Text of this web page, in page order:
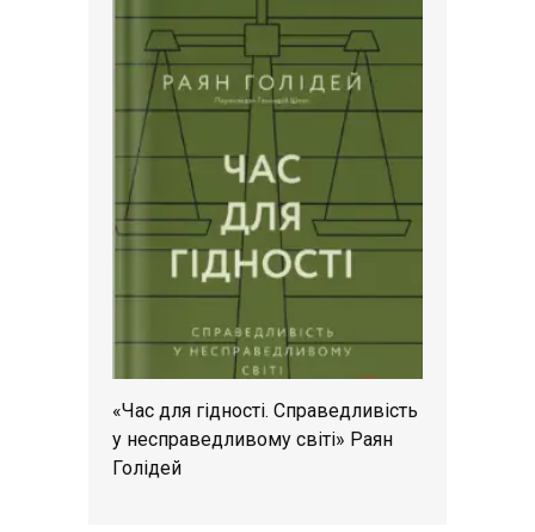
«Час для гідності. Справедливість
у несправедливому світі» Раян
Голідей